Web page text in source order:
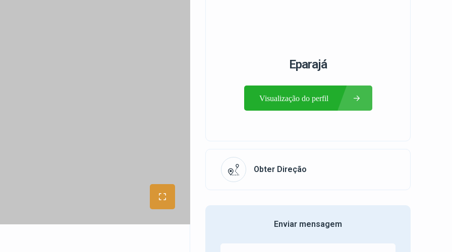
Eparajá
Visualização do perfil
Obter Direção
Enviar mensagem